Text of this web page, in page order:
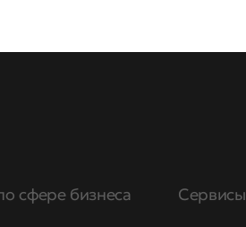
сфере бизнеса Сервисы